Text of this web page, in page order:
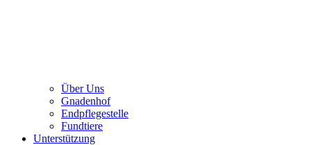
Über Uns
Gnadenhof
Endpflegestelle
Fundtiere
Unterstützung